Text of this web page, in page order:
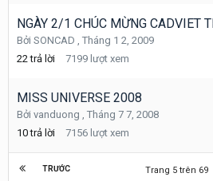
NGÀY 2/1 CHÚC MỪNG CADVIET
Bởi SONCAD , Tháng 1 2, 2009
22 trả lời 7199 lượt xem
MISS UNIVERSE 2008
Bởi vanduong , Tháng 7 7, 2008
10 trả lời 7156 lượt xem
TRƯỚC Trang 5 trên 69